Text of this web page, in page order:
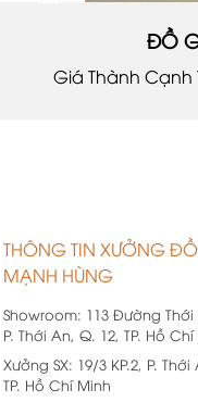
ĐỒ
Giá Thành Cạnh
THÔNG TIN XƯỞNG
MẠNH HÙNG
Showroom: 113 Đường Thới
P. Thới An, Q. 12, TP. Hồ
Xưởng SX: 19/3 KP.2, P. Thới
TP. Hồ Chí Minh